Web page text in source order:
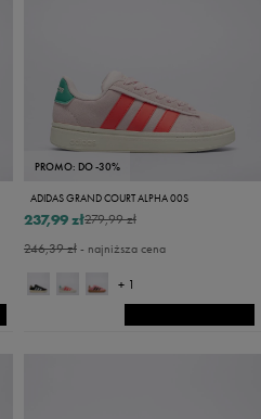
PROMO: DO -30%
ADIDAS GRAND COURT ALPHA 00S
279,99 zł
237,99 zł
246,39 zł- najniższa cena
+ 1